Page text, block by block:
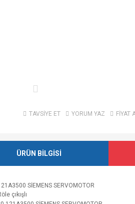
TAVSİYE ET YORUM YAZ FİYAT
ÜRÜN BİLGİSİ
SİEMENS SERVOMOTOR
çıkışlı